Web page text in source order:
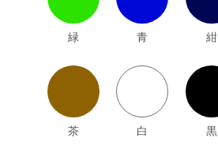
緑 青 紺
茶 白 黒